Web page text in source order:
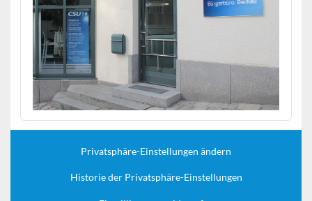
Privatsphäre-Einstellungen ändern
Historie der Privatsphäre-Einstellungen